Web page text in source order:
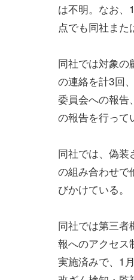
は不明。なお
点でも同社また
同社では対象の
の連絡を計3回
委員会への報告
の報告を行って
同社では、偽装
の組み合わせで
びかけている。
同社では第三者
報へのアクセス
実施済みで、1